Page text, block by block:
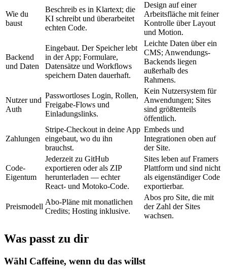
Wie du
baust
Beschreib es in Klartext; die
KI schreibt und überarbeitet
echten Code.
Design auf einer
Arbeitsfläche mit feiner
Kontrolle über Layout
und Motion.
Backend
und Daten
Eingebaut. Der Speicher lebt
in der App; Formulare,
Datensätze und Workflows
speichern Daten dauerhaft.
Leichte Daten über ein
CMS; Anwendungs-
Backends liegen
außerhalb des
Rahmens.
Nutzer und
Auth
Passwortloses Login, Rollen,
Freigabe-Flows und
Einladungslinks.
Kein Nutzersystem für
Anwendungen; Sites
sind größtenteils
öffentlich.
Zahlungen
Stripe-Checkout in deine App
eingebaut, wo du ihn
brauchst.
Embeds und
Integrationen oben auf
der Site.
Code-
Eigentum
Jederzeit zu GitHub
exportieren oder als ZIP
herunterladen — echter
React- und Motoko-Code.
Sites leben auf Framers
Plattform und sind nicht
als eigenständiger Code
exportierbar.
Preismodell
Abo-Pläne mit monatlichen
Credits; Hosting inklusive.
Abos pro Site, die mit
der Zahl der Sites
wachsen.
Was passt zu dir
Wähl Caffeine, wenn du das willst